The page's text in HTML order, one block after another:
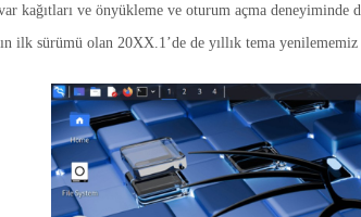
kağıtları ve önyükleme ve oturum açma deneyiminde
ilk sürümü olan 20XX.1’de de yıllık tema